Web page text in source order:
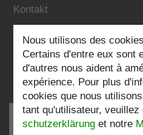
Kontakt
Folgen Sie uns:
Nous utilisons des
Certains d'entre eux sont
d'autres nous aident à
expérience. Pour plus
cookies que nous
tant qu'utilisateur,
schutz­erklärung et notre